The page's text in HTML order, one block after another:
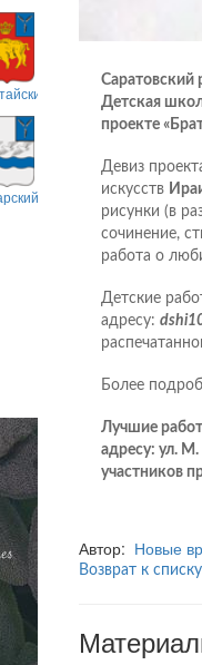
Саратовский
Детская
проекте
Девиз
искусств
рисунки (в
сочинение,
работа о
Детские
адресу:
Более
Лучшие
адресу: ул. М.
участников
Автор: Новые
Возврат к списку